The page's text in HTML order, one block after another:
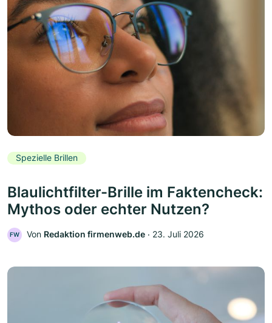
Spezielle Brillen
Blaulichtfilter-Brille im Faktencheck:
Mythos oder echter Nutzen?
FW Von Redaktion firmenweb.de ‧ 23. Juli 2026